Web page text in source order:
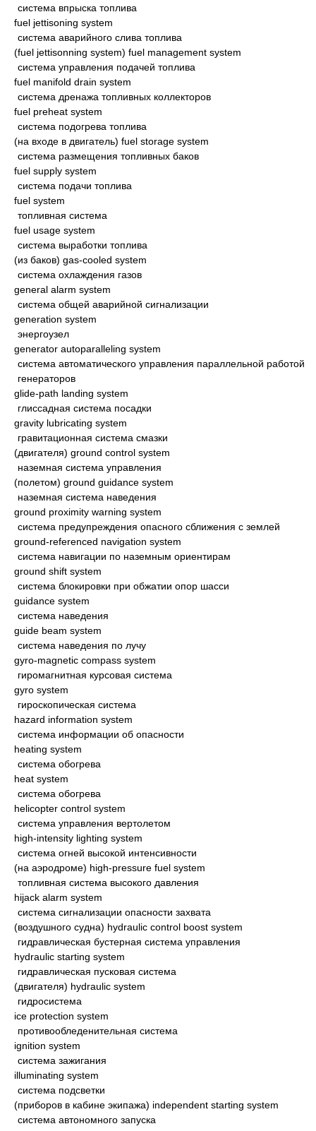
система впрыска топлива
fuel jettisoning system
система аварийного слива топлива
(fuel jettisonning system) fuel management system
система управления подачей топлива
fuel manifold drain system
система дренажа топливных коллекторов
fuel preheat system
система подогрева топлива
(на входе в двигатель) fuel storage system
система размещения топливных баков
fuel supply system
система подачи топлива
fuel system
топливная система
fuel usage system
система выработки топлива
(из баков) gas-cooled system
система охлаждения газов
general alarm system
система общей аварийной сигнализации
generation system
энергоузел
generator autoparalleling system
система автоматического управления параллельной работой
генераторов
glide-path landing system
глиссадная система посадки
gravity lubricating system
гравитационная система смазки
(двигателя) ground control system
наземная система управления
(полетом) ground guidance system
наземная система наведения
ground proximity warning system
система предупреждения опасного сближения с землей
ground-referenced navigation system
система навигации по наземным ориентирам
ground shift system
система блокировки при обжатии опор шасси
guidance system
система наведения
guide beam system
система наведения по лучу
gyro-magnetic compass system
гиромагнитная курсовая система
gyro system
гироскопическая система
hazard information system
система информации об опасности
heating system
система обогрева
heat system
система обогрева
helicopter control system
система управления вертолетом
high-intensity lighting system
система огней высокой интенсивности
(на аэродроме) high-pressure fuel system
топливная система высокого давления
hijack alarm system
система сигнализации опасности захвата
(воздушного судна) hydraulic control boost system
гидравлическая бустерная система управления
hydraulic starting system
гидравлическая пусковая система
(двигателя) hydraulic system
гидросистема
ice protection system
противообледенительная система
ignition system
система зажигания
illuminating system
система подсветки
(приборов в кабине экипажа) independent starting system
система автономного запуска